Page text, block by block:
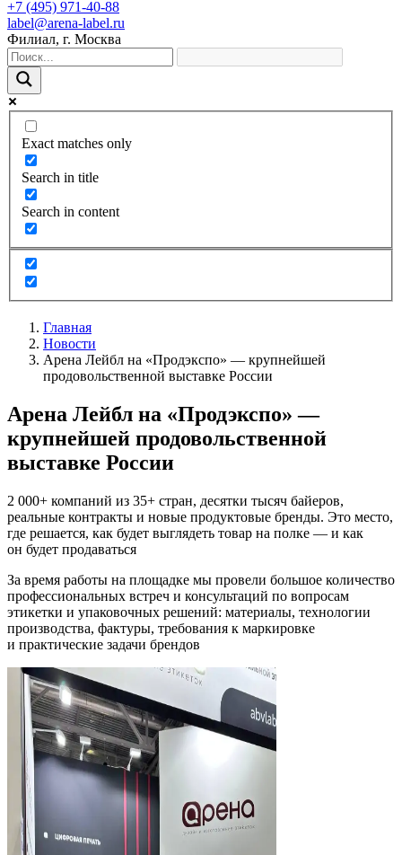
+7 (495) 971-40-88
label@arena-label.ru
Филиал, г. Москва
Exact matches only
Search in title
Search in content
Главная
Новости
Арена Лейбл на «Продэкспо» — крупнейшей
продовольственной выставке России
Арена Лейбл на «Продэкспо» —
крупнейшей продовольственной
выставке России
2 000+ компаний из 35+ стран, десятки тысяч байеров,
реальные контракты и новые продуктовые бренды. Это место,
где решается, как будет выглядеть товар на полке — и как
он будет продаваться
За время работы на площадке мы провели большое количество
профессиональных встреч и консультаций по вопросам
этикетки и упаковочных решений: материалы, технологии
производства, фактуры, требования к маркировке
и практические задачи брендов